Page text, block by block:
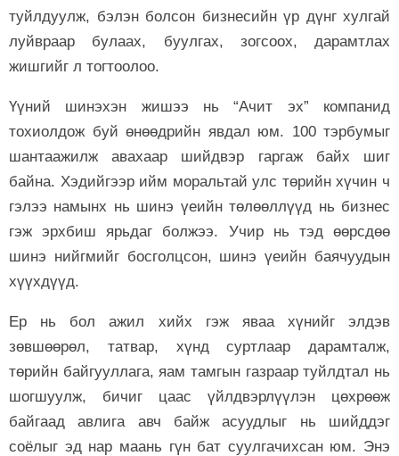
туйлдуулж, бэлэн болсон бизнесийн үр дүнг хулгай
луйвраар булаах, буулгах, зогсоох, дарамтлах
жишгийг л тогтоолоо.
Үүний шинэхэн жишээ нь “Ачит эх” компанид
тохиолдож буй өнөөдрийн явдал юм. 100 тэрбумыг
шантаажилж авахаар шийдвэр гаргаж байх шиг
байна. Хэдийгээр ийм моральтай улс төрийн хүчин ч
гэлээ намынх нь шинэ үеийн төлөөллүүд нь бизнес
гэж эрхбиш ярьдаг болжээ. Учир нь тэд өөрсдөө
шинэ нийгмийг босголцсон, шинэ үеийн баячуудын
хүүхдүүд.
Ер нь бол ажил хийх гэж яваа хүнийг элдэв
зөвшөөрөл, татвар, хүнд суртлаар дарамталж,
төрийн байгууллага, яам тамгын газраар туйлдтал нь
шогшуулж, бичиг цаас үйлдвэрлүүлэн цөхрөөж
байгаад авлига авч байж асуудлыг нь шийддэг
соёлыг эд нар маань гүн бат суулгачихсан юм. Энэ